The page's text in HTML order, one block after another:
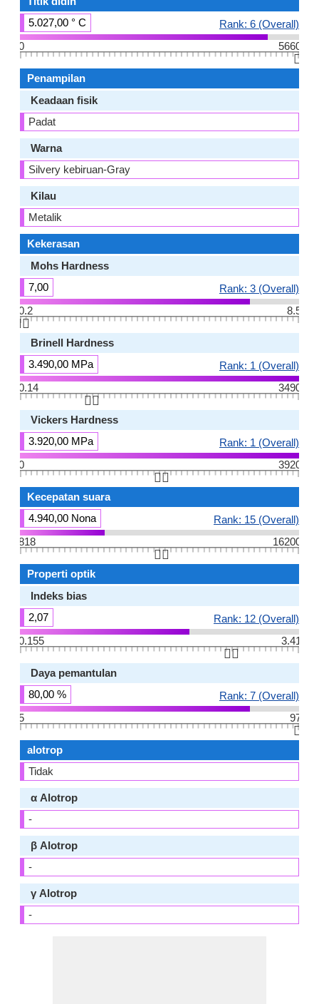
5.027,00 ° C
Rank: 6 (Overall)
0
5660
👆🏻
Penampilan
Keadaan fisik
Padat
Warna
Silvery kebiruan-Gray
Kilau
Metalik
Kekerasan
Mohs Hardness
7,00
Rank: 3 (Overall)
0.2
8.5
👆🏻
Brinell Hardness
3.490,00 MPa
Rank: 1 (Overall)
0.14
3490
👆🏻
Vickers Hardness
3.920,00 MPa
Rank: 1 (Overall)
0
3920
👆🏻
Kecepatan suara
4.940,00 Nona
Rank: 15 (Overall)
818
16200
👆🏻
Properti optik
Indeks bias
2,07
Rank: 12 (Overall)
0.155
3.41
👆🏻
Daya pemantulan
80,00 %
Rank: 7 (Overall)
5
97
👆🏻
alotrop
Tidak
α Alotrop
-
β Alotrop
-
γ Alotrop
-